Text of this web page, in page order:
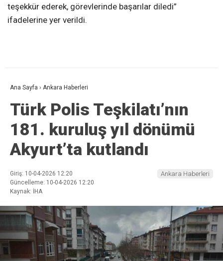
teşekkür ederek, görevlerinde başarılar diledi”
ifadelerine yer verildi.
Ana Sayfa › Ankara Haberleri
Türk Polis Teşkilatı’nın
181. kuruluş yıl dönümü
Akyurt’ta kutlandı
Giriş: 10-04-2026 12:20
Güncelleme: 10-04-2026 12:20
Kaynak: İHA
Ankara Haberleri